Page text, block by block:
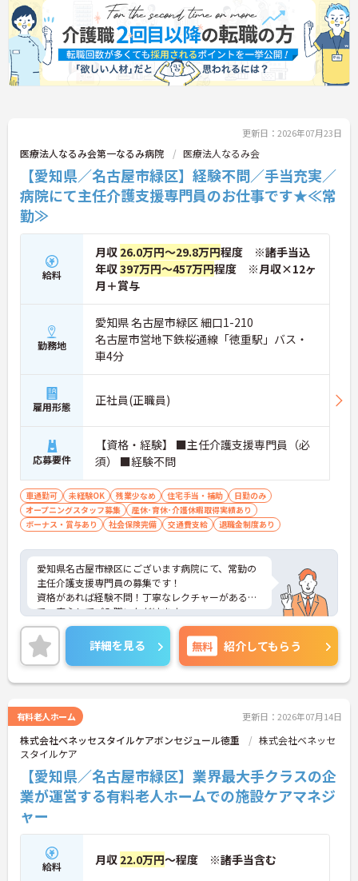
更新日：2026年07月23日
医療法人なるみ会第一なるみ病院 医療法人なるみ会
【愛知県／名古屋市緑区】経験不問／手当充実／
病院にて主任介護支援専門員のお仕事です★≪常
勤≫
給料
月収 26.0万円～29.8万円程度 ※諸手当込
年収397万円～457万円程度 ※月収×12ヶ
月＋賞与
勤務地
愛知県 名古屋市緑区 細口1-210
名古屋市営地下鉄桜通線「徳重駅」バス・
車4分
雇用形態 正社員(正職員)
応募要件
【資格・経験】 ■主任介護支援専門員（必
須） ■経験不問
車通勤可 未経験OK 残業少なめ 住宅手当・補助
日勤のみ
オープニングスタッフ募集
産休･育休･介護休暇取得実績あり
ボーナス・賞与あり
社会保険完備 交通費支給 退職金制度あり
愛知県名古屋市緑区にございます病院にて、常勤の
主任介護支援専門員の募集です！
資格があれば経験不問！丁寧なレクチャーがあるの
で、安心してご入職いただけます。
各種手当が充実しており、長期的な就業ができる環
境が整っています◎
ご興味ある方には、面接対策ポイントなど、さらに
詳細をお話しいたしますのでお気軽にご相談くださ
い！
詳細を見る 無料 紹介してもらう
有料老人ホーム 更新日：2026年07月14日
株式会社ベネッセスタイルケアボンセジュール徳重
株式会社ベネッセ
スタイルケア
【愛知県／名古屋市緑区】業界最大手クラスの企
業が運営する有料老人ホームでの施設ケアマネジ
ャー
給料 月収 22.0万円～程度 ※諸手当含む